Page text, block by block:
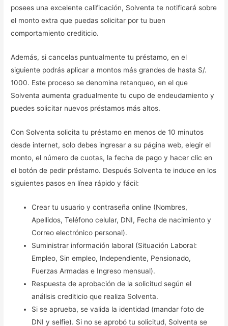
posees una excelente calificación, Solventa te notificará sobre
el monto extra que puedas solicitar por tu buen
comportamiento crediticio.
Además, si cancelas puntualmente tu préstamo, en el
siguiente podrás aplicar a montos más grandes de hasta S/.
1000. Este proceso se denomina retanqueo, en el que
Solventa aumenta gradualmente tu cupo de endeudamiento y
puedes solicitar nuevos préstamos más altos.
Con Solventa solicita tu préstamo en menos de 10 minutos
desde internet, solo debes ingresar a su página web, elegir el
monto, el número de cuotas, la fecha de pago y hacer clic en
el botón de pedir préstamo. Después Solventa te induce en los
siguientes pasos en línea rápido y fácil:
Crear tu usuario y contraseña online (Nombres,
Apellidos, Teléfono celular, DNI, Fecha de nacimiento y
Correo electrónico personal).
Suministrar información laboral (Situación Laboral:
Empleo, Sin empleo, Independiente, Pensionado,
Fuerzas Armadas e Ingreso mensual).
Respuesta de aprobación de la solicitud según el
análisis crediticio que realiza Solventa.
Si se aprueba, se valida la identidad (mandar foto de
DNI y selfie). Si no se aprobó tu solicitud, Solventa se